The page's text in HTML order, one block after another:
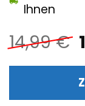
14,99€
Ihnen